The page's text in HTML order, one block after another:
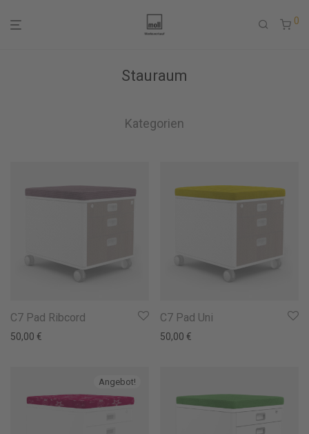
0
Stauraum
Kategorien
C7 Pad Ribcord
50,00 €
C7 Pad Uni
50,00 €
Angebot!